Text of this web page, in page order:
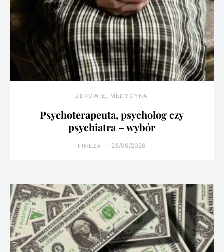
ZDROWIE, MEDYCYNA
Psychoterapeuta, psycholog czy
psychiatra – wybór
FINEZA 23/06/2026